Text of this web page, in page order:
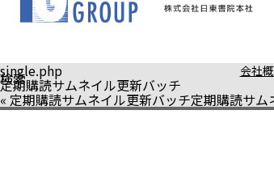
会社
検索
single.php
定期購読サムネイル更新バッチ
« 定期購読サムネイル更新バッチ定期購読サム